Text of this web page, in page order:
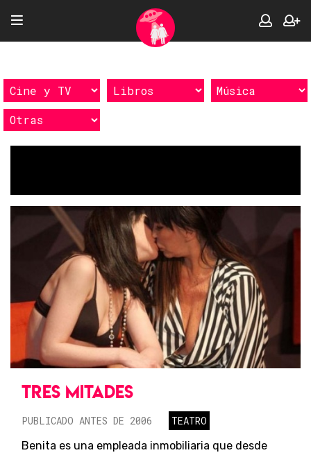
TRES MITADES
PUBLICADO ANTES DE 2006
TEATRO
Benita es una empleada inmobiliaria que desde